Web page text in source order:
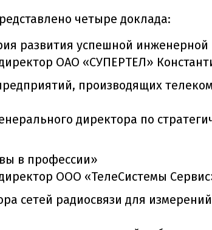
четыре доклада:
развития успешной
ОАО «СУПЕРТЕЛ»
производящих
директора по
в профессии»
ООО «ТелеCистемы
сетей радиосвязи для